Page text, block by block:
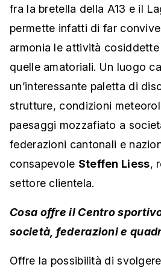
fra la bretella della A13 e il
permette infatti di far
armonia le attività
quelle amatoriali. Un luogo
un’interessante paletta di
strutture, condizioni
paesaggi mozzafiato a
federazioni cantonali e
consapevole Steffen Liess,
settore clientela.
Cosa offre il Centro
società, federazioni e
Offre la possibilità di